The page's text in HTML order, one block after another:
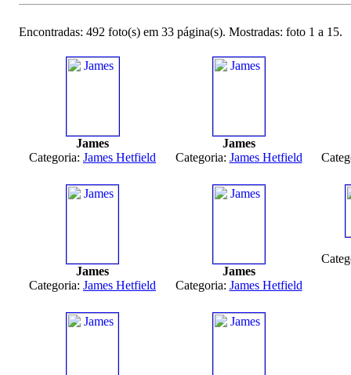
Encontradas: 492 foto(s) em 33 página(s). Mostradas: foto 1 a 15.
James
Categoria: James Hetfield
James
Categoria: James Hetfield
James
Categoria: James Hetfield
James
Categoria: James Hetfield